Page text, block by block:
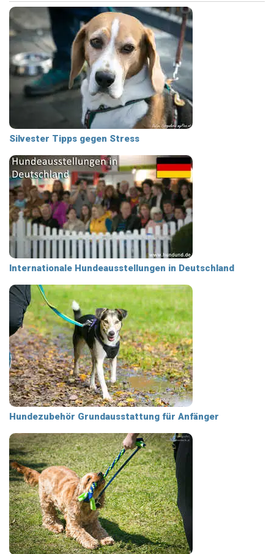
Silvester Tipps gegen Stress
Internationale Hundeausstellungen in Deutschland
Hundezubehör Grundausstattung für Anfänger